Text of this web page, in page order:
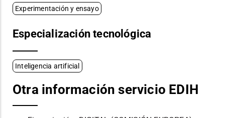
Experimentación y ensayo
Especialización tecnológica
Inteligencia artificial
Otra información servicio EDIH